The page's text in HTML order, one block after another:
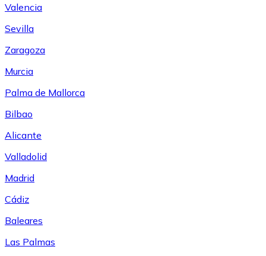
Valencia
Sevilla
Zaragoza
Murcia
Palma de Mallorca
Bilbao
Alicante
Valladolid
Madrid
Cádiz
Baleares
Las Palmas